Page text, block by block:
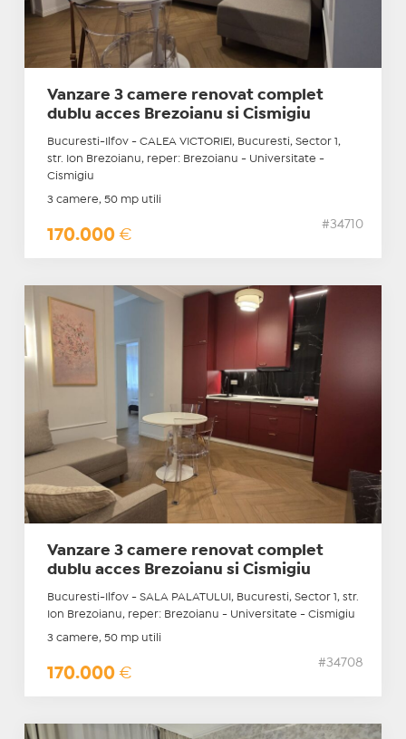
Vanzare 3 camere renovat complet
dublu acces Brezoianu si Cismigiu
Bucuresti-Ilfov - CALEA VICTORIEI, Bucuresti, Sector 1,
str. Ion Brezoianu, reper: Brezoianu - Universitate -
Cismigiu
3 camere, 50 mp utili
170.000 €
#34710
Vanzare 3 camere renovat complet
dublu acces Brezoianu si Cismigiu
Bucuresti-Ilfov - SALA PALATULUI, Bucuresti, Sector 1, str.
Ion Brezoianu, reper: Brezoianu - Universitate - Cismigiu
3 camere, 50 mp utili
170.000 €
#34708